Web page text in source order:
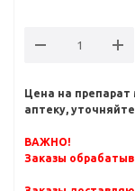
Цена на препарат
аптеку,
ВАЖНО!
Заказы